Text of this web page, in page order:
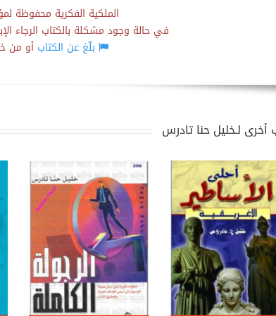
الملكية الفكرية محفوظة
في حالة وجود مشكلة بالكتاب الرجاء
بلّغ عن الكتابأو من
أخرى لـخليل حنا تادرس